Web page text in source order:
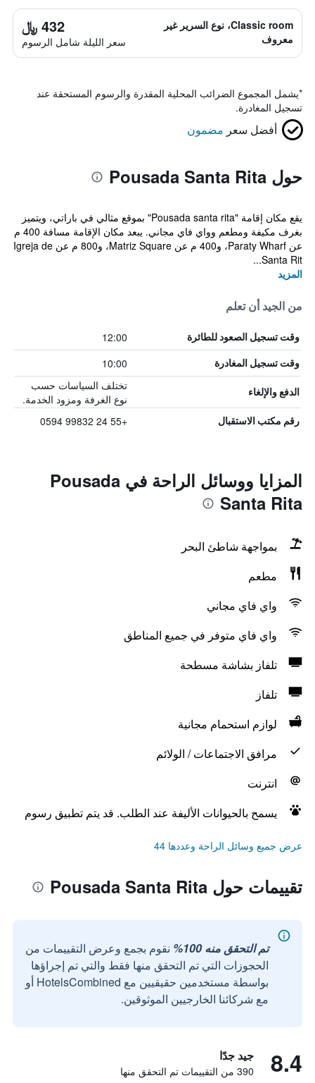
Classic room، نوع السرير غير
معروف
432 ﷼
سعر الليلة شامل الرسوم
*يشمل المجموع الضرائب المحلية المقدرة والرسوم المستحقة عند
تسجيل المغادرة.
أفضل سعر مضمون
حول Pousada Santa Rita
يقع مكان إقامة "Pousada santa rita" بموقع مثالي في باراتي، ويتميز
بغرف مكيفة ومطعم وواي فاي مجاني. يبعد مكان الإقامة مسافة 400 م
عن Paraty Wharf، و400 م عن Matriz Square، و800 م عن Igreja de
Santa Rit...
المزيد
من الجيد أن تعلم
وقت تسجيل الصعود للطائرة 12:00
وقت تسجيل المغادرة 10:00
الدفع والإلغاء
تختلف السياسات حسب
نوع الغرفة ومزود الخدمة.
رقم مكتب الاستقبال +55 24 99832 0594
المزايا ووسائل الراحة في Pousada
Santa Rita
بمواجهة شاطئ البحر
مطعم
واي فاي مجاني
واي فاي متوفر في جميع المناطق
تلفاز بشاشة مسطحة
تلفاز
لوازم استحمام مجانية
مرافق الاجتماعات / الولائم
انترنت
يسمح بالحيوانات الأليفة عند الطلب. قد يتم تطبيق رسوم
عرض جميع وسائل الراحة وعددها 44
تقييمات حول Pousada Santa Rita
تم التحقق منه 100%
نقوم بجمع وعرض التقييمات من
الحجوزات التي تم التحقق منها فقط والتي تم إجراؤها
بواسطة مستخدمين حقيقيين مع HotelsCombined أو
مع شركائنا الخارجيين الموثوقين.
8.4 جيد جدًا
390 من التقييمات تم التحقق منها